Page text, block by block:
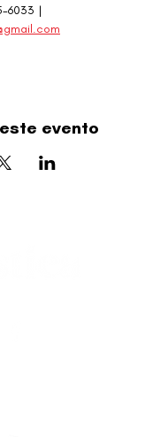
6033 |
evento